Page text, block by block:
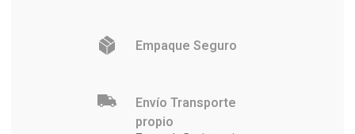
Empaque Seguro
Envío Transporte
propio